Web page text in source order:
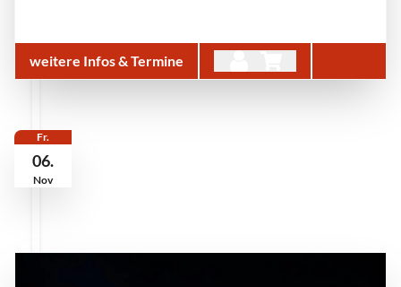
weitere Infos & Termine
Fr.
06.
Nov